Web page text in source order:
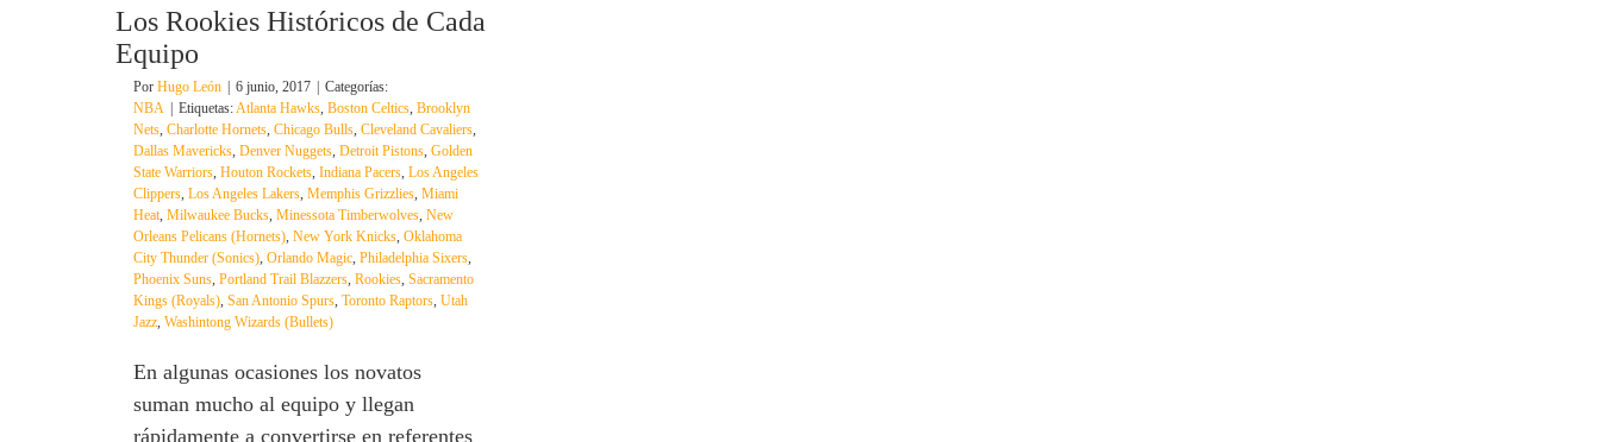
Los Rookies Históricos de Cada
Equipo
Por Hugo León 6 junio, 2017
Categorías:
NBA
Etiquetas:Atlanta Hawks, Boston Celtics, Brooklyn
Nets, Charlotte Hornets, Chicago Bulls, Cleveland Cavaliers,
Dallas Mavericks, Denver Nuggets, Detroit Pistons, Golden
State Warriors, Houton Rockets, Indiana Pacers, Los Angeles
Clippers, Los Angeles Lakers, Memphis Grizzlies, Miami
Heat, Milwaukee Bucks, Minessota Timberwolves, New
Orleans Pelicans (Hornets), New York Knicks, Oklahoma
City Thunder (Sonics), Orlando Magic, Philadelphia Sixers,
Phoenix Suns, Portland Trail Blazzers, Rookies, Sacramento
Kings (Royals), San Antonio Spurs, Toronto Raptors, Utah
Jazz, Washintong Wizards (Bullets)
En algunas ocasiones los novatos
suman mucho al equipo y llegan
rápidamente a convertirse en referentes